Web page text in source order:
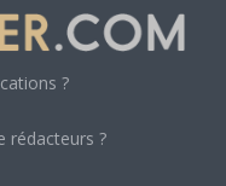
?
rédacteurs ?